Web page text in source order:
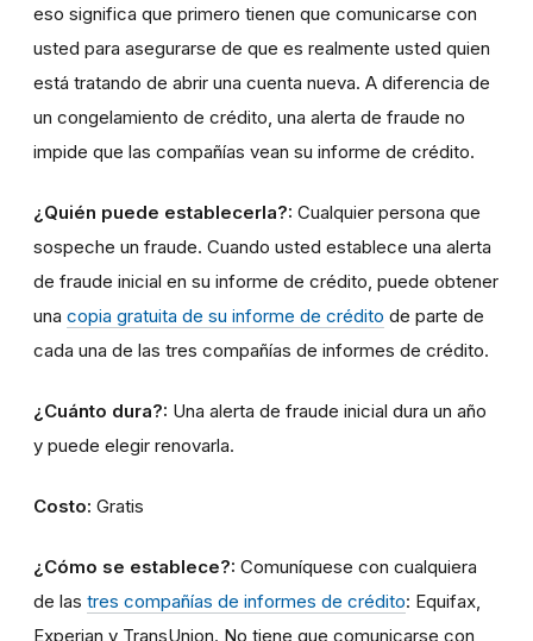
eso significa que primero tienen que comunicarse con
usted para asegurarse de que es realmente usted quien
está tratando de abrir una cuenta nueva. A diferencia de
un congelamiento de crédito, una alerta de fraude no
impide que las compañías vean su informe de crédito.
¿Quién puede establecerla?: Cualquier persona que
sospeche un fraude. Cuando usted establece una alerta
de fraude inicial en su informe de crédito, puede obtener
una copia gratuita de su informe de crédito de parte de
cada una de las tres compañías de informes de crédito.
¿Cuánto dura?: Una alerta de fraude inicial dura un año
y puede elegir renovarla.
Costo: Gratis
¿Cómo se establece?: Comuníquese con cualquiera
de las tres compañías de informes de crédito: Equifax,
Experian y TransUnion. No tiene que comunicarse con